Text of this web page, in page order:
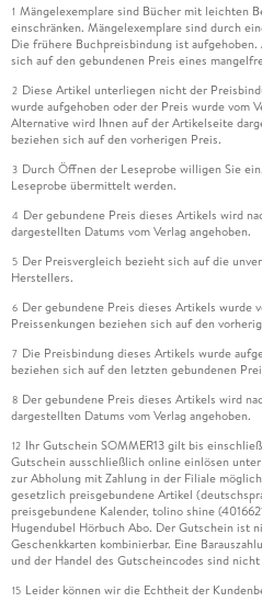
1 Mängelexemplare sind Bücher mit leichten
einschränken. Mängelexemplare sind durch
Die frühere Buchpreisbindung ist aufgehoben.
sich auf den gebundenen Preis eines
2 Diese Artikel unterliegen nicht der
wurde aufgehoben oder der Preis wurde vom
Alternative wird Ihnen auf der Artikelseite
beziehen sich auf den vorherigen Preis.
3 Durch Öffnen der Leseprobe willigen Sie
Leseprobe übermittelt werden.
4 Der gebundene Preis dieses Artikels wird
dargestellten Datums vom Verlag angehoben.
5 Der Preisvergleich bezieht sich auf die
Herstellers.
6 Der gebundene Preis dieses Artikels wurde
Preissenkungen beziehen sich auf den
7 Die Preisbindung dieses Artikels wurde
beziehen sich auf den letzten gebundenen
8 Der gebundene Preis dieses Artikels wird
dargestellten Datums vom Verlag angehoben.
12 Ihr Gutschein SOMMER13 gilt bis
Gutschein ausschließlich online einlösen
zur Abholung mit Zahlung in der Filiale
gesetzlich preisgebundene Artikel
preisgebundene Kalender, tolino shine
Hugendubel Hörbuch Abo. Der Gutschein ist
Geschenkkarten kombinierbar. Eine
und der Handel des Gutscheincodes sind
15 Leider können wir die Echtheit der